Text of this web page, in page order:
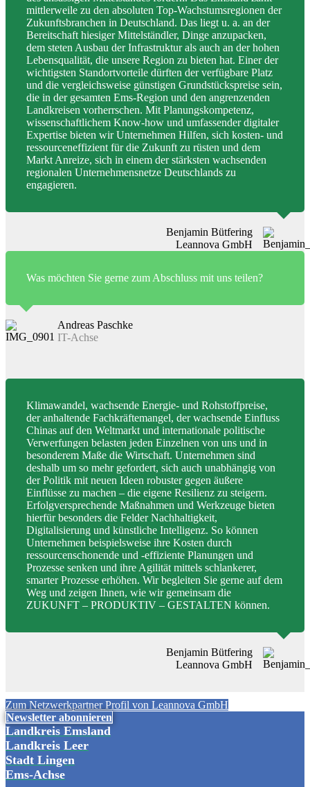
mittlerweile zu den absoluten Top-Wachstumsregionen der
Zukunftsbranchen in Deutschland. Das liegt u. a. an der
Bereitschaft hiesiger Mittelständler, Dinge anzupacken,
dem steten Ausbau der Infrastruktur als auch an der hohen
Lebensqualität, die unsere Region zu bieten hat. Einer der
wichtigsten Standortvorteile dürften der verfügbare Platz
und die vergleichsweise günstigen Grundstückspreise sein,
die in der gesamten Ems-Region und den angrenzenden
Landkreisen vorherrschen. Mit Planungskompetenz,
wissenschaftlichem Know-how und umfassender digitaler
Expertise bieten wir Unternehmen Hilfen, sich kosten- und
ressourceneffizient für die Zukunft zu rüsten und dem
Markt Anreize, sich in einem der stärksten wachsenden
regionalen Unternehmensnetze Deutschlands zu
engagieren.
Benjamin Bütfering
Leannova GmbH
Was möchten Sie gerne zum Abschluss mit uns teilen?
Andreas Paschke
IT-Achse
Klimawandel, wachsende Energie- und Rohstoffpreise,
der anhaltende Fachkräftemangel, der wachsende Einfluss
Chinas auf den Weltmarkt und internationale politische
Verwerfungen belasten jeden Einzelnen von uns und in
besonderem Maße die Wirtschaft. Unternehmen sind
deshalb um so mehr gefordert, sich auch unabhängig von
der Politik mit neuen Ideen robuster gegen äußere
Einflüsse zu machen – die eigene Resilienz zu steigern.
Erfolgversprechende Maßnahmen und Werkzeuge bieten
hierfür besonders die Felder Nachhaltigkeit,
Digitalisierung und künstliche Intelligenz. So können
Unternehmen beispielsweise ihre Kosten durch
ressourcenschonende und -effiziente Planungen und
Prozesse senken und ihre Agilität mittels schlankerer,
smarter Prozesse erhöhen. Wir begleiten Sie gerne auf dem
Weg und zeigen Ihnen, wie wir gemeinsam die
ZUKUNFT – PRODUKTIV – GESTALTEN können.
Benjamin Bütfering
Leannova GmbH
Zum Netzwerkpartner Profil von Leannova GmbH
Newsletter abonnieren
Landkreis Emsland
Landkreis Leer
Stadt Lingen
Ems-Achse